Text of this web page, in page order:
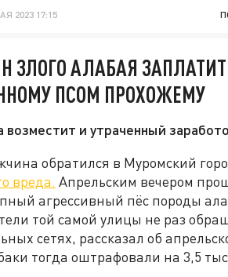
2023 17:15
ЗЛОГО АЛАБАЯ
ПСОМ ПРОХОЖЕМУ
и утраченный
обратился в Муромский
вреда. Апрельским вечером
агрессивный пёс породы
той самой улицы не раз
сетях, рассказал об
тогда оштрафовали на 3,5